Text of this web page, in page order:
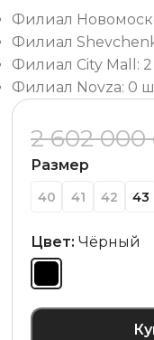
Филиал
Филиал
Филиал City Mall: 2
Филиал Novza: 0
2 602 000
Размер
40 41 42 43
Цвет: Чёрный